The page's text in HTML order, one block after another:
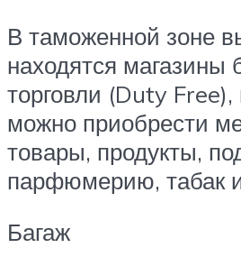
В таможенной зоне
находятся магазины
торговли (Duty Free),
можно приобрести
товары, продукты,
парфюмерию, табак и
Багаж